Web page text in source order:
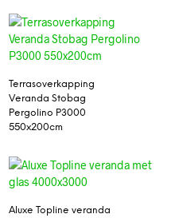
Terrasoverkapping
Veranda Stobag
Pergolino P3000
550x200cm
Aluxe Topline veranda